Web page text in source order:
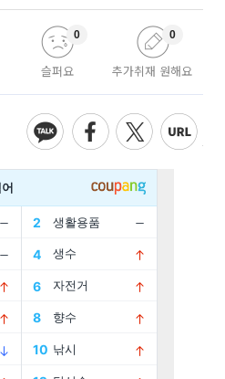
슬퍼요
0
추가취재 원해요
0